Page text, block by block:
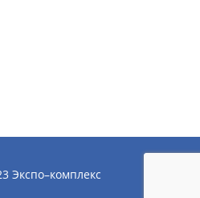
Экспо–комплекс